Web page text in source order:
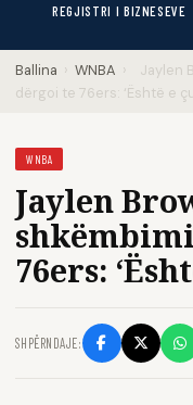
REGJISTRI I BIZNESEVE
Ballina › WNBA ›
Jaylen
dërgoi te 76ers: ‘Është e
WNBA
Jaylen
76ers:
SHPËRNDAJE: